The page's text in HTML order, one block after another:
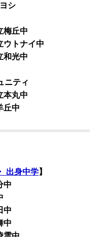
シ
梅丘中
トナイ中
光中
ィ
丸中
丘中
出身中学】
中
中
中